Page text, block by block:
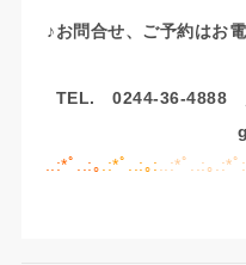
♪お問合せ、ご予約はお
TEL. 0244-36-4888
..:*ﾟ..:｡ :*ﾟ..:｡: ..:*ﾟ..:｡.:*ﾟ